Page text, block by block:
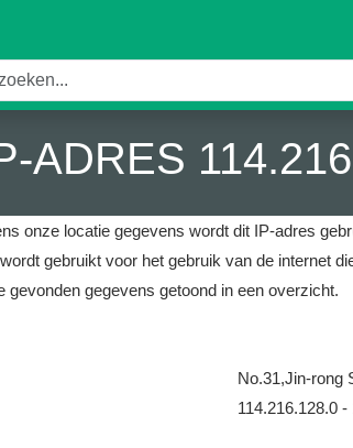
ADRES
onze locatie gegevens wordt dit IP-adres
gebruikt voor het gebruik van de internet
gevonden gegevens getoond in een overzicht.
No.31,Jin-rong
114.216.128.0